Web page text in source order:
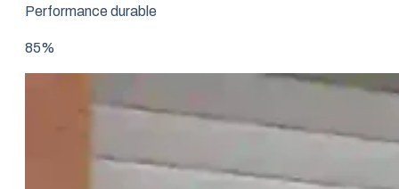
Performance durable
85%